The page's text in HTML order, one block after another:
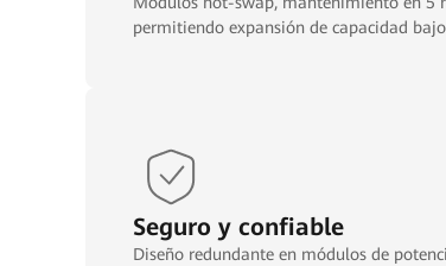
permitiendo expansión de capacidad
Seguro y confiable
Diseño redundante en módulos de